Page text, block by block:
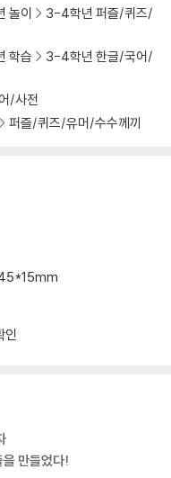
놀이
3-4학년 퍼즐/퀴즈/
학습
3-4학년 한글/국어/
/사전
퍼즐/퀴즈/유머/수수께끼
인
만들었다!